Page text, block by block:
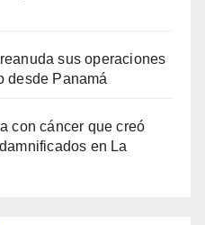
sus operaciones
desde Panamá
con cáncer que creó
en La